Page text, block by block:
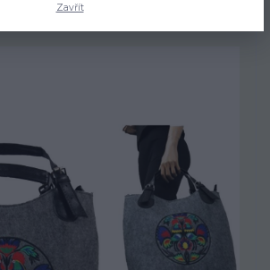
Zavřít